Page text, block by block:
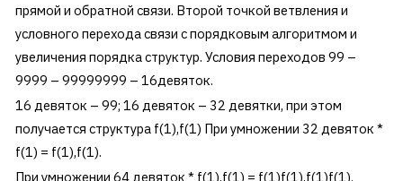
прямой и обратной связи. Второй точкой ветвления и
условного перехода связи с порядковым алгоритмом и
увеличения порядка структур. Условия переходов 99 –
9999 – 99999999 – 16девяток.
16 девяток – 99; 16 девяток – 32 девятки, при этом
получается структура f(1),f(1) При умножении 32 девяток *
f(1) = f(1),f(1).
При умножении 64 девяток * f(1),f(1) = f(1)f(1),f(1)f(1).